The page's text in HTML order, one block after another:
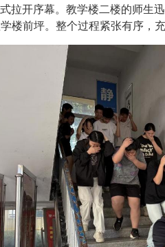
拉开序幕。教学楼二楼的师
楼前坪。整个过程紧张有序，